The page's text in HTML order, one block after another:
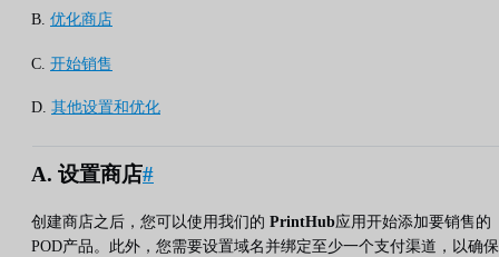
B. 优化商店
C. 开始销售
D. 其他设置和优化
A. 设置商店#
创建商店之后，您可以使用我们的 PrintHub应用开始添加要销售的
POD产品。此外，您需要设置域名并绑定至少一个支付渠道，以确保